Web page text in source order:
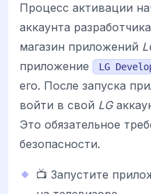
Процесс активации
аккаунта
магазин приложений
приложение
LG
его. После запуска
войти в свой LG
Это обязательное
безопасности.
📺 Запустите